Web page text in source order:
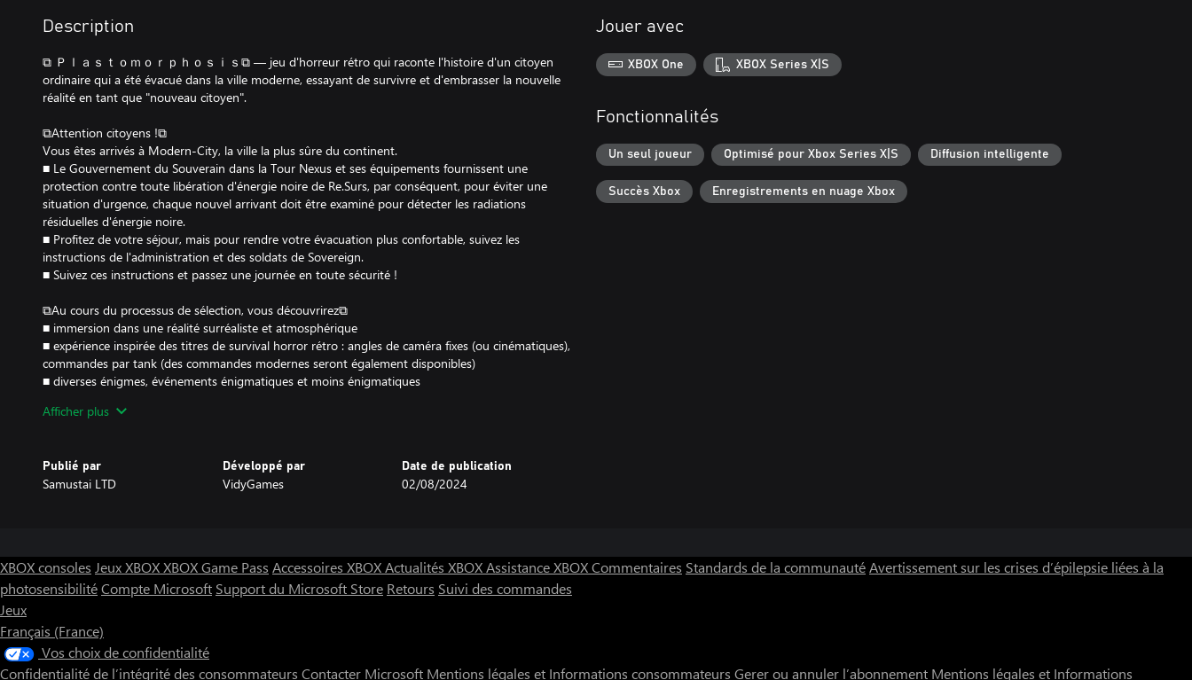
Description
⧉ Ｐｌａｓｔｏｍｏｒｐｈｏｓｉｓ⧉ — jeu d'horreur rétro qui raconte l'histoire d'un citoyen
ordinaire qui a été évacué dans la ville moderne, essayant de survivre et d'embrasser la nouvelle
réalité en tant que "nouveau citoyen".
⧉Attention citoyens !⧉
Vous êtes arrivés à Modern-City, la ville la plus sûre du continent.
■ Le Gouvernement du Souverain dans la Tour Nexus et ses équipements fournissent une
protection contre toute libération d'énergie noire de Re.Surs, par conséquent, pour éviter une
situation d'urgence, chaque nouvel arrivant doit être examiné pour détecter les radiations
résiduelles d'énergie noire.
■ Profitez de votre séjour, mais pour rendre votre évacuation plus confortable, suivez les
instructions de l'administration et des soldats de Sovereign.
■ Suivez ces instructions et passez une journée en toute sécurité !
⧉Au cours du processus de sélection, vous découvrirez⧉
■ immersion dans une réalité surréaliste et atmosphérique
■ expérience inspirée des titres de survival horror rétro : angles de caméra fixes (ou cinématiques),
commandes par tank (des commandes modernes seront également disponibles)
■ diverses énigmes, événements énigmatiques et moins énigmatiques
mais aussi utilisation de post-traitements modernes pour renforcer le look rétro avec des effets
Afficher plus
Publié par
Samustai LTD
Développé par
VidyGames
Date de publication
02/08/2024
Jouer avec
XBOX One XBOX Series X|S
Fonctionnalités
Un seul joueur Optimisé pour Xbox Series X|S Diffusion intelligente
Succès Xbox Enregistrements en nuage Xbox
XBOX consoles Jeux XBOXXBOX Game Pass Accessoires XBOXActualités XBOXAssistance XBOXCommentaires Standards de la communautéAvertissement sur les crises d’épilepsie liées à la
photosensibilitéCompte Microsoft Support du Microsoft Store Retours Suivi des commandes
Jeux
Français (France)
Vos choix de confidentialité
Confidentialité de l’intégrité des consommateurs Contacter Microsoft Mentions légales et Informations consommateurs Gerer ou annuler l’abonnement Mentions légales et Informations